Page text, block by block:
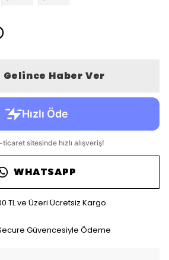
Gelince Haber Ver
WHATSAPP
TL ve Üzeri Ücretsiz Kargo
Güvencesiyle Ödeme